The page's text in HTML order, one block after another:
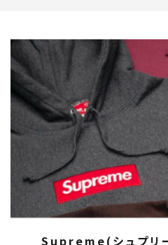
Supreme(シュプリ